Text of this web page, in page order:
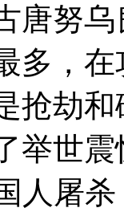
唐努
多，
抢劫
举世
人屠